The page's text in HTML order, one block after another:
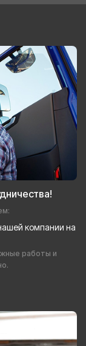
компании на
работы и